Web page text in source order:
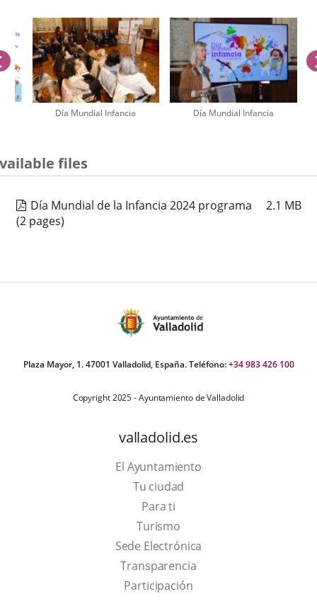
Día Mundial Infancia Día Mundial Infancia
previus
files
Día Mundial de la Infancia 2024 programa 2.1 MB
(2 pages)
Plaza Mayor, 1. 47001 Valladolid, España. Teléfono:+34 983 426 100
Copyright 2025 - Ayuntamiento de Valladolid
valladolid.es
El Ayuntamiento
Tu ciudad
Para ti
TurismoThis
link
will
open
Sede Electrónica
Transparencia
Participación